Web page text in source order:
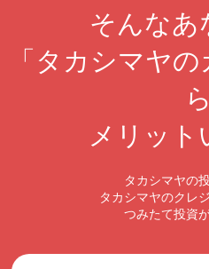
そんなあ
「タカシマヤ
ら
メリット
タカシマヤの
タカシマヤのクレ
つみたて投資